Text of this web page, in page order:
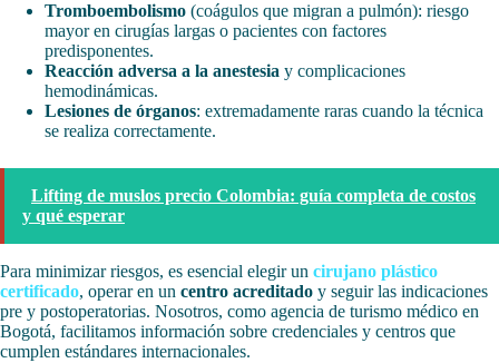
Tromboembolismo (coágulos que migran a pulmón): riesgo
mayor en cirugías largas o pacientes con factores
predisponentes.
Reacción adversa a la anestesia y complicaciones
hemodinámicas.
Lesiones de órganos: extremadamente raras cuando la técnica
se realiza correctamente.
Lifting de muslos precio Colombia: guía completa de costos
y qué esperar
Para minimizar riesgos, es esencial elegir un cirujano plástico
certificado, operar en un centro acreditado y seguir las indicaciones
pre y postoperatorias. Nosotros, como agencia de turismo médico en
Bogotá, facilitamos información sobre credenciales y centros que
cumplen estándares internacionales.